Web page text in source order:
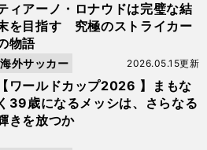
ィアーノ・ロナウドは完璧な結
を目指す 究極のストライカー
物語
【ワールドカップ2026 】まもな
く39歳になるメッシは、さらなる
きを放つか
2026.05.15更新
海外サッカー